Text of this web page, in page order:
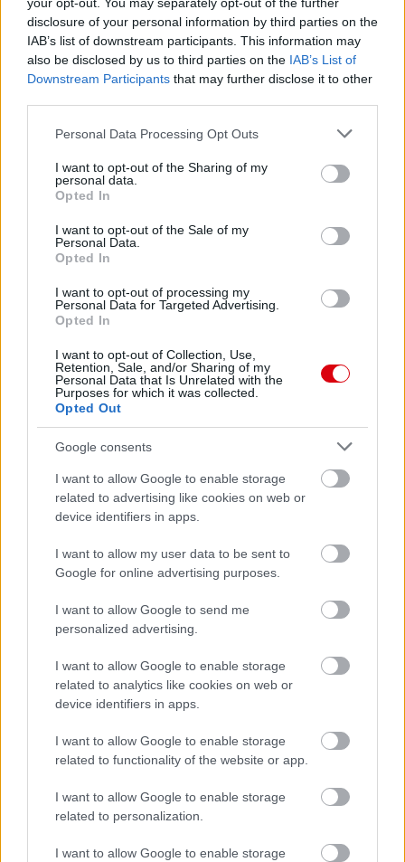
disclosure of your personal information by third parties on the
IAB’s list of downstream participants. This information may
also be disclosed by us to third parties on the IAB’s List of
Downstream Participants that may further disclose it to other
Please note that this website/app uses one or more Google
not limited to your visit or usage behaviour. You may click to
grant or deny consent to Google and its third-party tags to
use your data for below specified purposes in below Google
consent section.
Personal Data Processing Opt Outs
I want to opt-out of the Sharing of my
personal data.
Opted In
I want to opt-out of the Sale of my
Personal Data.
Opted In
I want to opt-out of processing my
Personal Data for Targeted Advertising.
Opted In
I want to opt-out of Collection, Use,
Retention, Sale, and/or Sharing of my
Personal Data that Is Unrelated with the
Purposes for which it was collected.
Opted Out
Google consents
I want to allow Google to enable storage
related to advertising like cookies on web or
device identifiers in apps.
I want to allow my user data to be sent to
Google for online advertising purposes.
I want to allow Google to send me
personalized advertising.
I want to allow Google to enable storage
related to analytics like cookies on web or
device identifiers in apps.
I want to allow Google to enable storage
related to functionality of the website or app.
I want to allow Google to enable storage
related to personalization.
I want to allow Google to enable storage
Meccs Center
Paris Saint-Germainvs
Felkészülési szezon 4. mérkőzés
2026-08-08 17:00
0 nap 8 óra 15 perc 44 másodperc
Leeds UnitedvsManchester United2026-08-12 20:30